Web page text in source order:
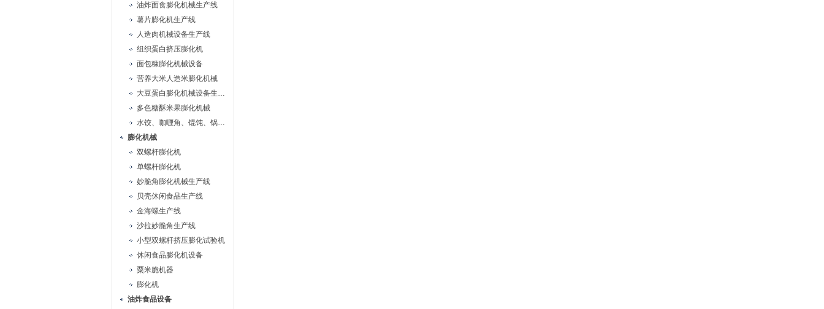
油炸面食膨化机械生产线
薯片膨化机生产线
人造肉机械设备生产线
组织蛋白挤压膨化机
面包糠膨化机械设备
营养大米人造米膨化机械
大豆蛋白膨化机械设备生产线
多色糖酥米果膨化机械
水饺、咖喱角、馄饨、锅贴机
膨化机械
双螺杆膨化机
单螺杆膨化机
妙脆角膨化机械生产线
贝壳休闲食品生产线
金海螺生产线
沙拉妙脆角生产线
小型双螺杆挤压膨化试验机
休闲食品膨化机设备
粟米脆机器
膨化机
油炸食品设备